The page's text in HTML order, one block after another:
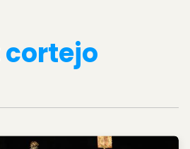
cortejo